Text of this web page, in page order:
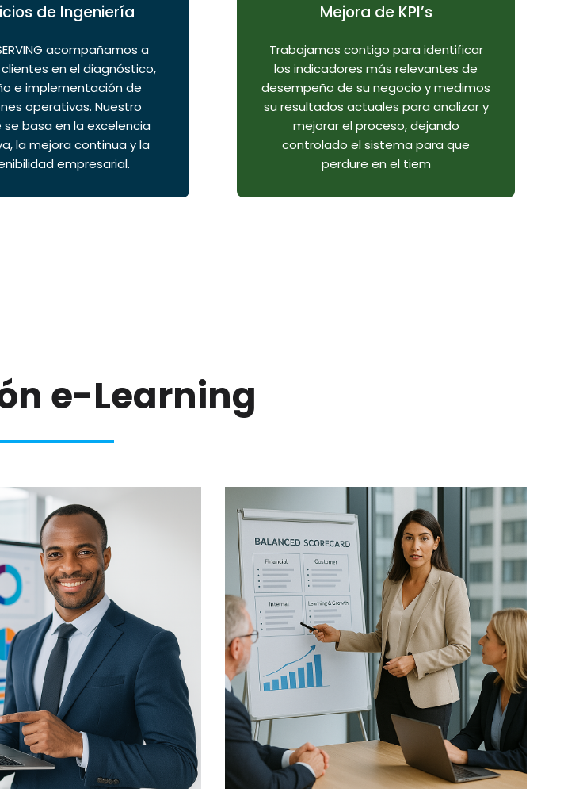
de Ingeniería
acompañamos a
en el diagnóstico,
e implementación de
operativas. Nuestro
basa en la excelencia
la mejora continua y la
empresarial.
Mejora de KPI’s
Trabajamos contigo para identificar
los indicadores más relevantes de
desempeño de su negocio y medimos
su resultados actuales para analizar y
mejorar el proceso, dejando
controlado el sistema para que
perdure en el tiem
e-Learning